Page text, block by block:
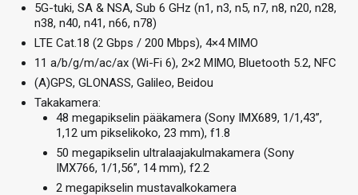
5G-tuki, SA & NSA, Sub 6 GHz (n1, n3, n5, n7, n8, n20, n28,
n38, n40, n41, n66, n78)
LTE Cat.18 (2 Gbps / 200 Mbps), 4×4 MIMO
11 a/b/g/m/ac/ax (Wi-Fi 6), 2×2 MIMO, Bluetooth 5.2, NFC
(A)GPS, GLONASS, Galileo, Beidou
Takakamera:
48 megapikselin pääkamera (Sony IMX689, 1/1,43”,
1,12 um pikselikoko, 23 mm), f1.8
50 megapikselin ultralaajakulmakamera (Sony
IMX766, 1/1,56”, 14 mm), f2.2
2 megapikselin mustavalkokamera